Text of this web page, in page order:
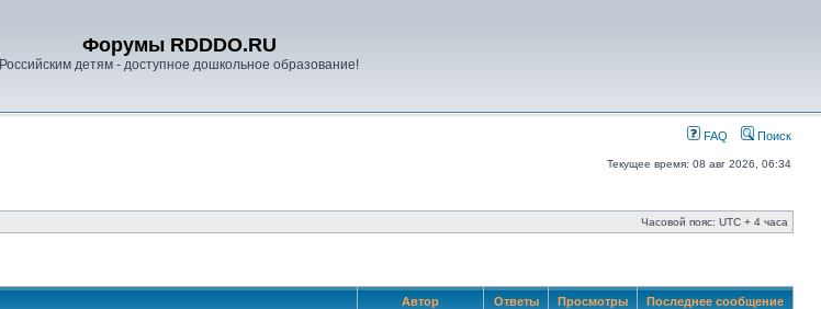
Форумы RDDDO.RU
Российским детям - доступное дошкольное образование!
FAQ Поиск
Текущее время: 08 авг 2026, 06:34
Часовой пояс: UTC + 4 часа
Автор Ответы Просмотры Последнее сообщение